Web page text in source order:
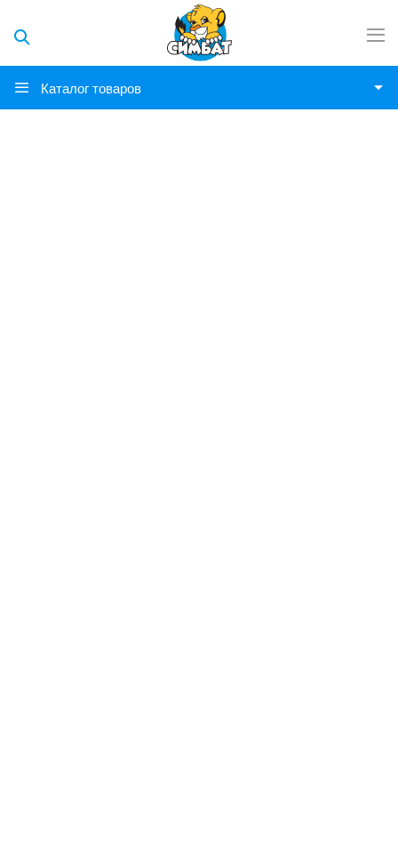
Каталог товаров